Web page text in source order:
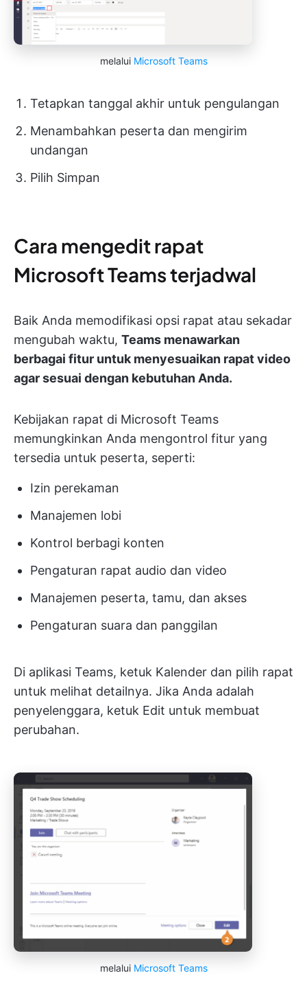
melalui Microsoft Teams
Tetapkan tanggal akhir untuk pengulangan
Menambahkan peserta dan mengirim
undangan
Pilih Simpan
Cara mengedit rapat
Microsoft Teams terjadwal
Baik Anda memodifikasi opsi rapat atau sekadar
mengubah waktu, Teams menawarkan
berbagai fitur untuk menyesuaikan rapat video
agar sesuai dengan kebutuhan Anda.
Kebijakan rapat di Microsoft Teams
memungkinkan Anda mengontrol fitur yang
tersedia untuk peserta, seperti:
Izin perekaman
Manajemen lobi
Kontrol berbagi konten
Pengaturan rapat audio dan video
Manajemen peserta, tamu, dan akses
Pengaturan suara dan panggilan
Di aplikasi Teams, ketuk Kalender dan pilih rapat
untuk melihat detailnya. Jika Anda adalah
penyelenggara, ketuk Edit untuk membuat
perubahan.
melalui Microsoft Teams